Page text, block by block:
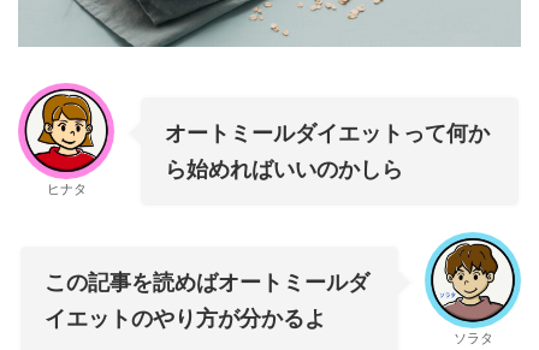
ヒナタ
オートミールダイエットって何か
ら始めればいいのかしら
この記事を読めばオートミールダ
イエットのやり方が分かるよ
ソラタ